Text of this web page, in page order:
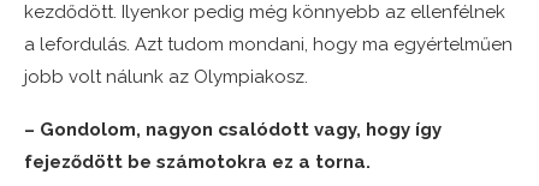
kezdődött. Ilyenkor pedig még könnyebb az ellenfélnek
a lefordulás. Azt tudom mondani, hogy ma egyértelműen
jobb volt nálunk az Olympiakosz.
– Gondolom, nagyon csalódott vagy, hogy így
fejeződött be számotokra ez a torna.